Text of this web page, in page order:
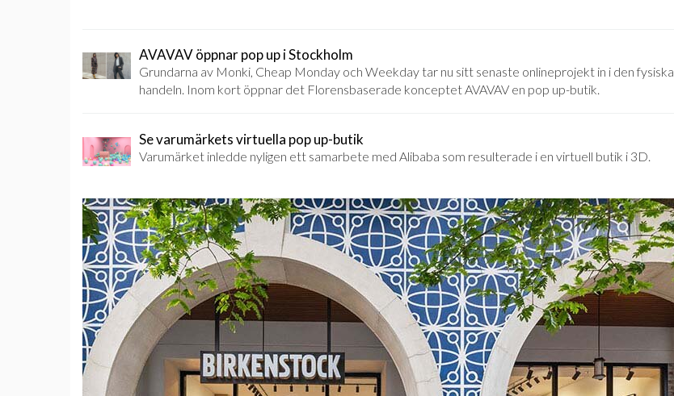
AVAVAV öppnar pop up i Stockholm
Grundarna av Monki, Cheap Monday och Weekday tar nu sitt senaste onlineprojekt in i den fysiska
handeln. Inom kort öppnar det Florensbaserade konceptet AVAVAV en pop up-butik.
Se varumärkets virtuella pop up-butik
Varumärket inledde nyligen ett samarbete med Alibaba som resulterade i en virtuell butik i 3D.